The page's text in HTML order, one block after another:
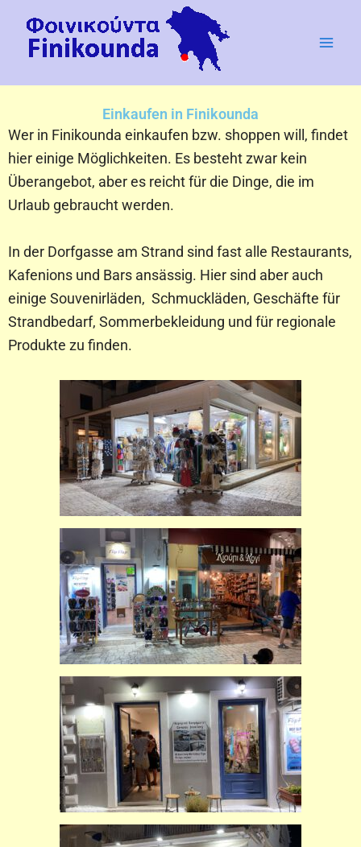
Inhalt
springen
Einkaufen in Finikounda
Wer in Finikounda einkaufen bzw. shoppen will, findet
hier einige Möglichkeiten. Es besteht zwar kein
Überangebot, aber es reicht für die Dinge, die im
Urlaub gebraucht werden.
In der Dorfgasse am Strand sind fast alle Restaurants,
Kafenions und Bars ansässig. Hier sind aber auch
einige Souvenirläden, Schmuckläden, Geschäfte für
Strandbedarf, Sommerbekleidung und für regionale
Produkte zu finden.